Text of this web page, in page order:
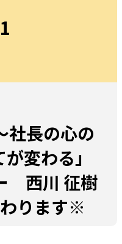
社長の心の
変わる」
西川 征樹
ります※